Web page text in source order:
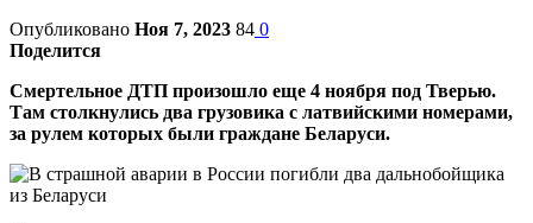
Опубликовано Ноя 7, 2023 84 0
Поделится
Смертельное ДТП произошло еще 4 ноября под Тверью.
Там столкнулись два грузовика с латвийскими номерами,
за рулем которых были граждане Беларуси.